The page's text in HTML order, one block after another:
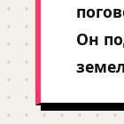
Он